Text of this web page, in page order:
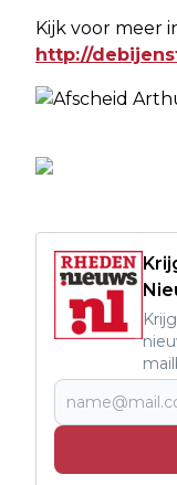
Kijk voor meer
http://